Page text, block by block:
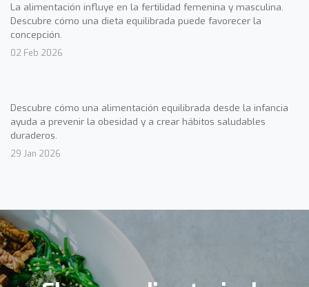
La alimentación influye en la fertilidad femenina y masculina.
Descubre cómo una dieta equilibrada puede favorecer la
concepción.
02 Feb 2026
Descubre cómo una alimentación equilibrada desde la infancia
ayuda a prevenir la obesidad y a crear hábitos saludables
duraderos.
29 Jan 2026